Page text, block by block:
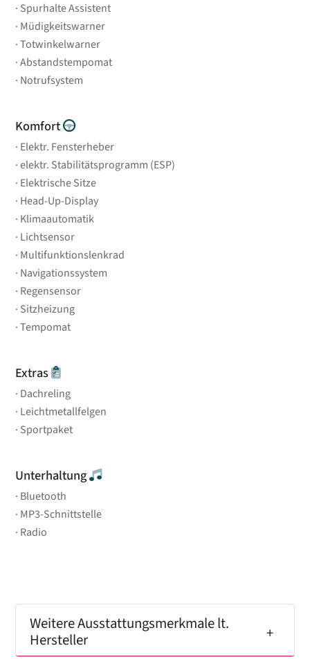
Spurhalte Assistent
Müdigkeitswarner
Totwinkelwarner
Abstandstempomat
Notrufsystem
Komfort
Elektr. Fensterheber
elektr. Stabilitätsprogramm (ESP)
Elektrische Sitze
Head-Up-Display
Klimaautomatik
Lichtsensor
Multifunktionslenkrad
Navigationssystem
Regensensor
Sitzheizung
Tempomat
Extras
Dachreling
Leichtmetallfelgen
Sportpaket
Unterhaltung
Bluetooth
MP3-Schnittstelle
Radio
Weitere Ausstattungsmerkmale lt.
Hersteller